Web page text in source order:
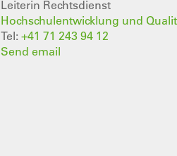
Leiterin Rechtsdienst
Hochschulentwicklung und
Tel: +41 71 243 94 12
Send email